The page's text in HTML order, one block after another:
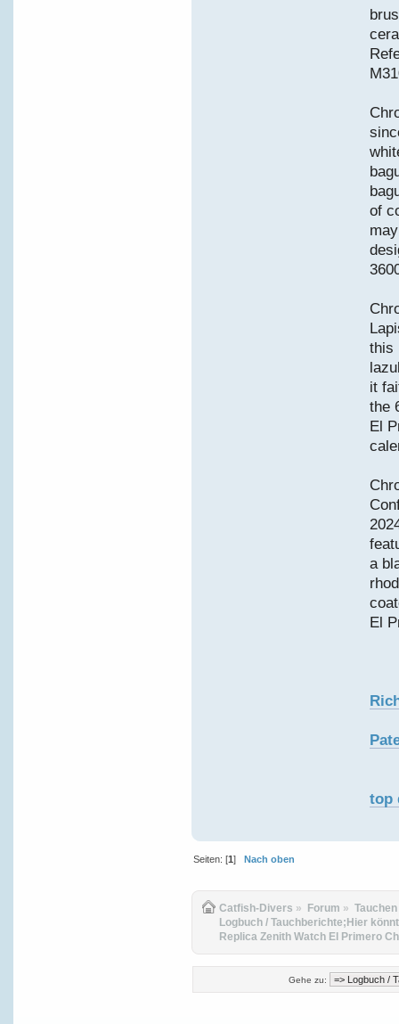
of
this
it
the
El
a
El
top
Seiten: [1] Nach oben
Catfish-Divers » Forum » Tauchen
Logbuch / Tauchberichte;Hier
Replica Zenith Watch El Primero
Gehe zu: